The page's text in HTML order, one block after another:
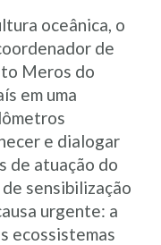
oceânica, o
de
Meros do
em uma
e dialogar
de atuação do
sensibilização
urgente: a
ecossistemas